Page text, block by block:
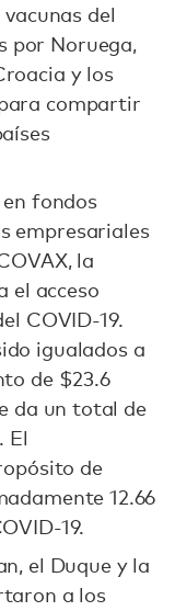
del
por Noruega,
y los
compartir
fondos
empresariales
la
el acceso
COVID-19.
igualados a
de $23.6
da un total de
El
de
12.66
19.
el Duque y la
a los